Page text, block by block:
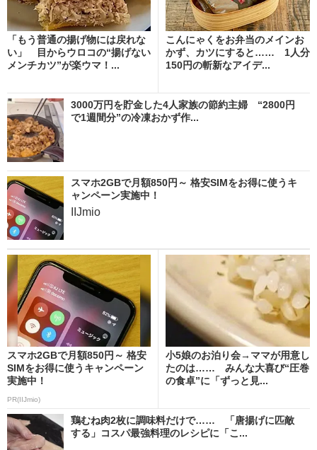
「もう普通の揚げ物には戻れな
い」 目からウロコの“揚げない
メンチカツ”が楽ウマ！...
こんにゃくをお弁当のメインお
かず、カツにすると…… 1人分
150円の斬新なアイデ...
3000万円を貯金した4人家族の節約主婦 “2800円
で1週間分”の冷凍おかず作...
スマホ2GBで月額850円～ 格安SIMをお得に使うキ
ャンペーン実施中！
IIJmio
スマホ2GBで月額850円～ 格安
SIMをお得に使うキャンペーン
実施中！
PR(IIJmio)
小5娘のお泊り会→ママが用意し
たのは…… みんな大喜び“圧巻
の食卓”に「ずっと見...
鶏むね肉2枚に調味料だけで…… 「唐揚げに匹敵
する」コスパ最強料理のレシピに「こ...